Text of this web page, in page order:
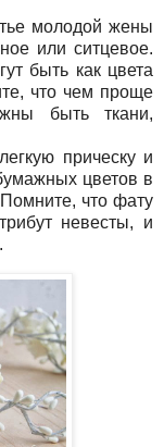
молодой жены
или ситцевое.
быть как цвета
что чем проще
быть ткани,
прическу и
цветов в
что фату
невесты, и